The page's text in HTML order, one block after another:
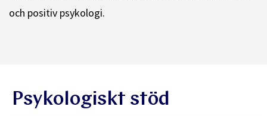
och positiv psykologi.
Psykologiskt stöd